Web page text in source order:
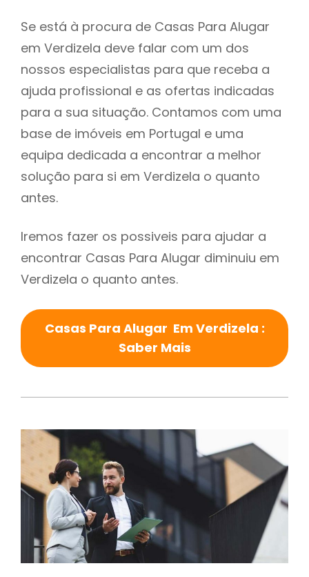
Se está à procura de Casas Para Alugar
em Verdizela deve falar com um dos
nossos especialistas para que receba a
ajuda profissional e as ofertas indicadas
para a sua situação. Contamos com uma
base de imóveis em Portugal e uma
equipa dedicada a encontrar a melhor
solução para si em Verdizela o quanto
antes.
Iremos fazer os possiveis para ajudar a
encontrar Casas Para Alugar diminuiu em
Verdizela o quanto antes.
Casas Para Alugar Em Verdizela :
Saber Mais